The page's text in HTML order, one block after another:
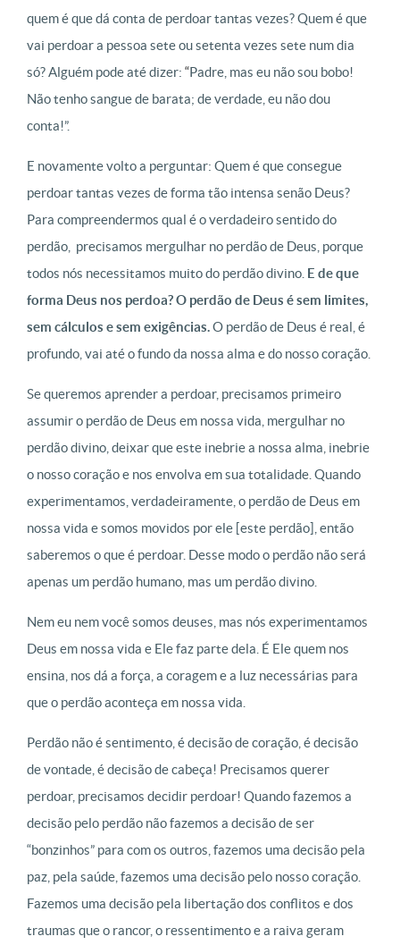
quem é que dá conta de perdoar tantas vezes? Quem é que
vai perdoar a pessoa sete ou setenta vezes sete num dia
só? Alguém pode até dizer: “Padre, mas eu não sou bobo!
Não tenho sangue de barata; de verdade, eu não dou
conta!”.
E novamente volto a perguntar: Quem é que consegue
perdoar tantas vezes de forma tão intensa senão Deus?
Para compreendermos qual é o verdadeiro sentido do
perdão, precisamos mergulhar no perdão de Deus, porque
todos nós necessitamos muito do perdão divino. E de que
forma Deus nos perdoa? O perdão de Deus é sem limites,
sem cálculos e sem exigências.O perdão de Deus é real, é
profundo, vai até o fundo da nossa alma e do nosso coração.
Se queremos aprender a perdoar, precisamos primeiro
assumir o perdão de Deus em nossa vida, mergulhar no
perdão divino, deixar que este inebrie a nossa alma, inebrie
o nosso coração e nos envolva em sua totalidade. Quando
experimentamos, verdadeiramente, o perdão de Deus em
nossa vida e somos movidos por ele [este perdão], então
saberemos o que é perdoar. Desse modo o perdão não será
apenas um perdão humano, mas um perdão divino.
Nem eu nem você somos deuses, mas nós experimentamos
Deus em nossa vida e Ele faz parte dela. É Ele quem nos
ensina, nos dá a força, a coragem e a luz necessárias para
que o perdão aconteça em nossa vida.
Perdão não é sentimento, é decisão de coração, é decisão
de vontade, é decisão de cabeça! Precisamos querer
perdoar, precisamos decidir perdoar! Quando fazemos a
decisão pelo perdão não fazemos a decisão de ser
“bonzinhos” para com os outros, fazemos uma decisão pela
paz, pela saúde, fazemos uma decisão pelo nosso coração.
Fazemos uma decisão pela libertação dos conflitos e dos
traumas que o rancor, o ressentimento e a raiva geram